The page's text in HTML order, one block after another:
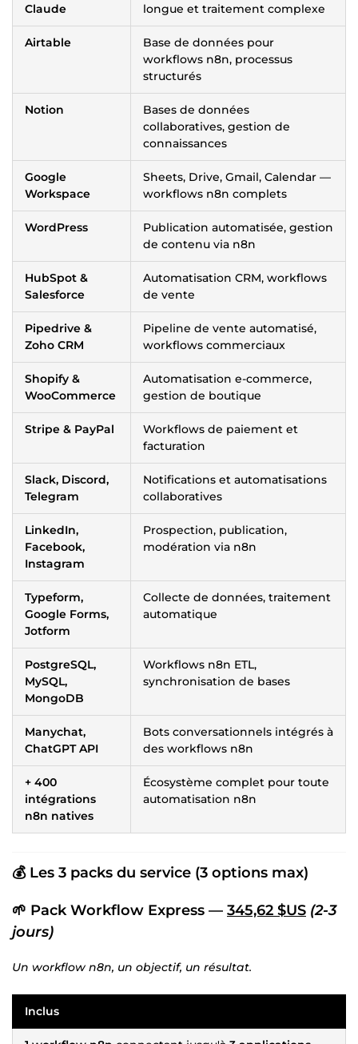
Claude
longue et traitement complexe
Airtable
Base de données pour
workflows n8n, processus
structurés
Notion
Bases de données
collaboratives, gestion de
connaissances
Google
Workspace
Sheets, Drive, Gmail, Calendar —
workflows n8n complets
WordPress
Publication automatisée, gestion
de contenu via n8n
HubSpot &
Salesforce
Automatisation CRM, workflows
de vente
Pipedrive &
Zoho CRM
Pipeline de vente automatisé,
workflows commerciaux
Shopify &
WooCommerce
Automatisation e-commerce,
gestion de boutique
Stripe & PayPal
Workflows de paiement et
facturation
Slack, Discord,
Telegram
Notifications et automatisations
collaboratives
LinkedIn,
Facebook,
Instagram
Prospection, publication,
modération via n8n
Typeform,
Google Forms,
Jotform
Collecte de données, traitement
automatique
PostgreSQL,
MySQL,
MongoDB
Workflows n8n ETL,
synchronisation de bases
Manychat,
ChatGPT API
Bots conversationnels intégrés à
des workflows n8n
+ 400
intégrations
n8n natives
Écosystème complet pour toute
automatisation n8n
💰 Les 3 packs du service (3 options max)
🌱 Pack Workflow Express — 345,62 $US (2-3
jours)
Un workflow n8n, un objectif, un résultat.
Inclus